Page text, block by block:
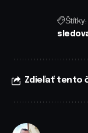
Štítky:
Zdieľať tento